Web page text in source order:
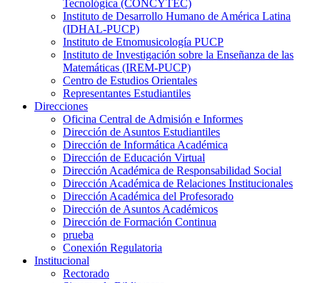
Tecnológica (CONCYTEC)
Instituto de Desarrollo Humano de América Latina
(IDHAL-PUCP)
Instituto de Etnomusicología PUCP
Instituto de Investigación sobre la Enseñanza de las
Matemáticas (IREM-PUCP)
Centro de Estudios Orientales
Representantes Estudiantiles
Direcciones
Oficina Central de Admisión e Informes
Dirección de Asuntos Estudiantiles
Dirección de Informática Académica
Dirección de Educación Virtual
Dirección Académica de Responsabilidad Social
Dirección Académica de Relaciones Institucionales
Dirección Académica del Profesorado
Dirección de Asuntos Académicos
Dirección de Formación Continua
prueba
Conexión Regulatoria
Institucional
Rectorado